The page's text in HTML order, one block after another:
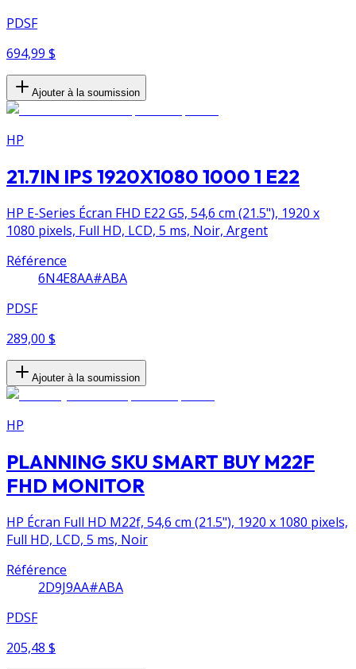
PDSF
694,99 $
Ajouter à la soumission
HP
21.7IN IPS 1920X1080 1000 1 E22
HP E-Series Écran FHD E22 G5, 54,6 cm (21.5"), 1920 x
1080 pixels, Full HD, LCD, 5 ms, Noir, Argent
Référence
6N4E8AA#ABA
PDSF
289,00 $
Ajouter à la soumission
HP
PLANNING SKU SMART BUY M22F
FHD MONITOR
HP Écran Full HD M22f, 54,6 cm (21.5"), 1920 x 1080 pixels,
Full HD, LCD, 5 ms, Noir
Référence
2D9J9AA#ABA
PDSF
205,48 $